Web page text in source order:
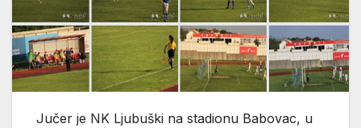
Jučer je NK Ljubuški na stadionu Babovac, u